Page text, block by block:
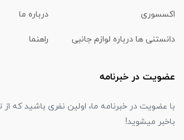
اکسسوری درباره ما
دانستنی ها درباره لوازم جانبی راهنما
عضویت در خبرنامه
با عضویت در خبرنامه ما، اولین نفری باشید که
باخبر میشوید!